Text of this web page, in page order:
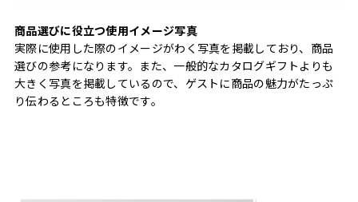
商品選びに役立つ使用イメージ写真
実際に使用した際のイメージがわく写真を掲載しており、商品
選びの参考になります。また、一般的なカタログギフトよりも
大きく写真を掲載しているので、ゲストに商品の魅力がたっぷ
り伝わるところも特徴です。